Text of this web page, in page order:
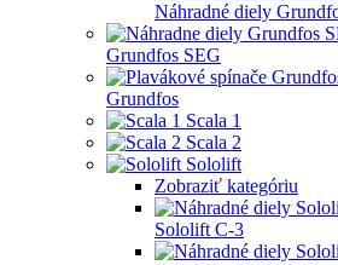
Náhradné diely
Grundfos SEG
Grundfos
Scala 1
Scala 2
Sololift
Zobraziť kategóriu
Sololift C-3